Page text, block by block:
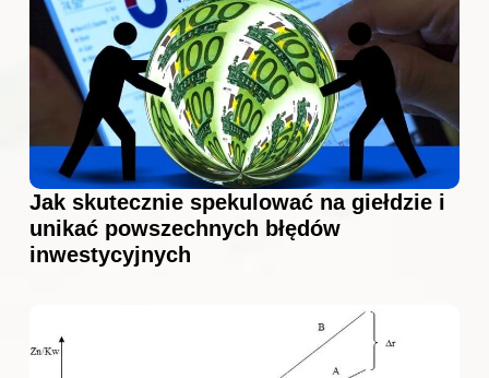
Jak skutecznie spekulować na giełdzie i
unikać powszechnych błędów
inwestycyjnych